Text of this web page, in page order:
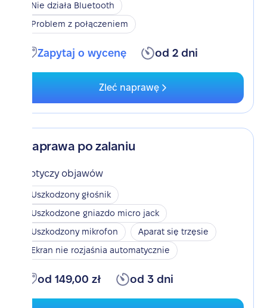
Nie działa Bluetooth
Problem z połączeniem
Zapytaj o wycenę od 2 dni
Zleć naprawę
Naprawa po zalaniu
Dotyczy objawów
Uszkodzony głośnik
Uszkodzone gniazdo micro jack
Uszkodzony mikrofon
Aparat się trzęsie
Ekran nie rozjaśnia automatycznie
od 149,00 zł od 3 dni